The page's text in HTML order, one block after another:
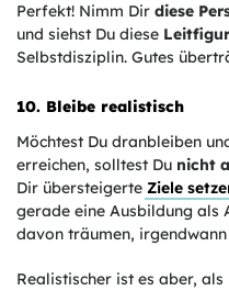
Perfekt! Nimm Dir diese
und siehst Du diese Leitfigur
Selbstdisziplin. Gutes
10. Bleibe realistisch
Möchtest Du dranbleiben
erreichen, solltest Du nicht
Dir übersteigerte Ziele
gerade eine Ausbildung als
davon träumen,
Realistischer ist es aber,